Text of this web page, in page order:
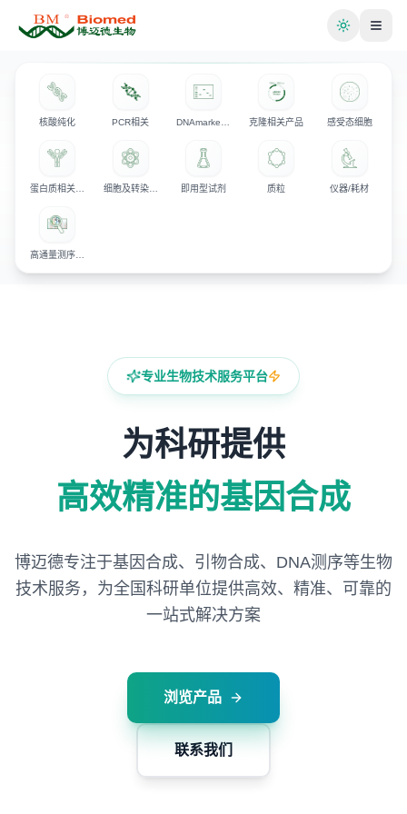
切换主题
核酸纯化 PCR相关 克隆相关产品 感受态细胞
细胞及转染相关试剂 即用型试剂 质粒 仪器/耗材
专业生物技术服务平台
为科研提供
高效精准的基因合成
博迈德专注于基因合成、引物合成、DNA测序等生物
技术服务， 为全国科研单位提供高效、精准、可靠的
一站式解决方案
浏览产品
联系我们